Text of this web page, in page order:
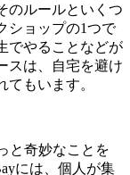
のルールといくつ
ショップの1つで
でやることなどが
スは、自宅を避け
もいます。
と奇妙なことを
には、個人が集